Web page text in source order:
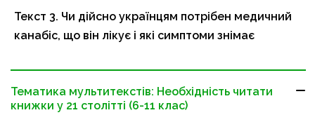
Текст 3. Чи дійсно українцям потрібен медичний
канабіс, що він лікує і які симптоми знімає
Тематика мультитекстів: Необхідність читати
книжки у 21 столітті (6-11 клас)